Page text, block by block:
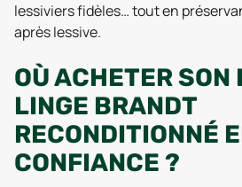
lessiviers fidèles… tout en
après lessive.
OÙ ACHETER SON
LINGE BRANDT
RECONDITIONNÉ
CONFIANCE ?